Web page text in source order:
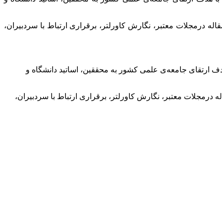
معتبر، نگارش کاورلتر، برقراری ارتباط با سردبیران،
ارتقای جامعه‌ی علمی کشور به محققین، اساتید دانشگاه و
معتبر، نگارش کاورلتر، برقراری ارتباط با سردبیران،